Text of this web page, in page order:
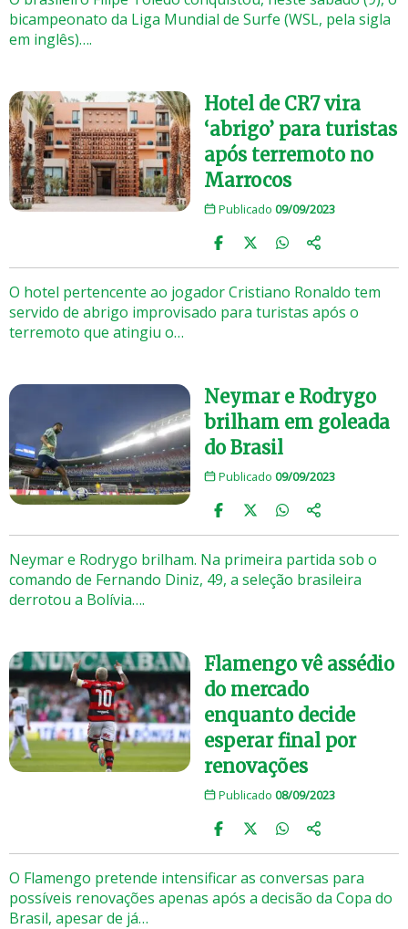
bicampeonato da Liga Mundial de Surfe (WSL, pela sigla
em inglês)….
Hotel de CR7 vira
‘abrigo’ para turistas
após terremoto no
Marrocos
Publicado 09/09/2023
O hotel pertencente ao jogador Cristiano Ronaldo tem
servido de abrigo improvisado para turistas após o
terremoto que atingiu o…
Neymar e Rodrygo
brilham em goleada
do Brasil
Publicado 09/09/2023
Neymar e Rodrygo brilham. Na primeira partida sob o
comando de Fernando Diniz, 49, a seleção brasileira
derrotou a Bolívia….
Flamengo vê assédio
do mercado
enquanto decide
esperar final por
renovações
Publicado 08/09/2023
O Flamengo pretende intensificar as conversas para
possíveis renovações apenas após a decisão da Copa do
Brasil, apesar de já…